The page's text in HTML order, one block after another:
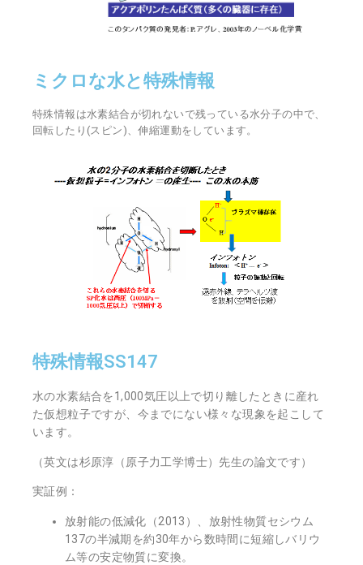
ミクロな水と特殊情報
特殊情報は水素結合が切れないで残っている水分子の中で、
回転したり(スピン)、伸縮運動をしています。
特殊情報SS147
水の水素結合を1,000気圧以上で切り離したときに産れ
た仮想粒子ですが、今までにない様々な現象を起こして
います。
（英文は杉原淳（原子力工学博士）先生の論文です）
実証例：
放射能の低減化（2013）、放射性物質セシウム
137の半減期を約30年から数時間に短縮しバリウ
ム等の安定物質に変換。